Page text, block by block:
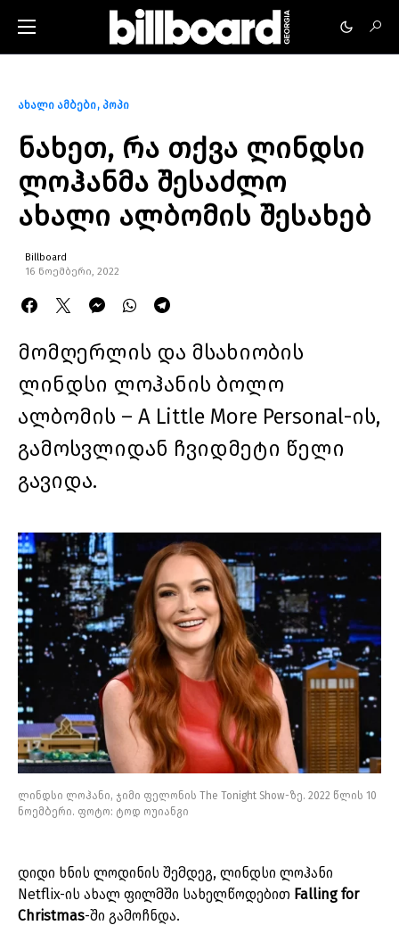
ახალი ამბები პოპი
ნახეთ, რა თქვა ლინდსი
ლოჰანმა შესაძლო
ახალი ალბომის შესახებ
Billboard
16 ნოემბერი, 2022
მომღერლის და მსახიობის
ლინდსი ლოჰანის ბოლო
ალბომის – A Little More Personal-ის,
გამოსვლიდან ჩვიდმეტი წელი
გავიდა.
ლინდსი ლოჰანი, ჯიმი ფელონის The Tonight Show-ზე. 2022 წლის 10
ნოემბერი. ფოტო: ტოდ ოუიანგი
დიდი ხნის ლოდინის შემდეგ, ლინდსი ლოჰანი
Netflix-ის ახალ ფილმში სახელწოდებით Falling for
Christmas-ში გამოჩნდა.